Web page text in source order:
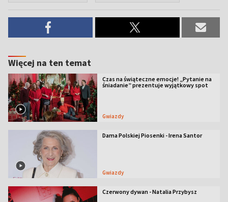
Więcej na ten temat
Czas na świąteczne emocje! „Pytanie na
śniadanie” prezentuje wyjątkowy spot
Gwiazdy
Dama Polskiej Piosenki - Irena Santor
Gwiazdy
Czerwony dywan - Natalia Przybysz